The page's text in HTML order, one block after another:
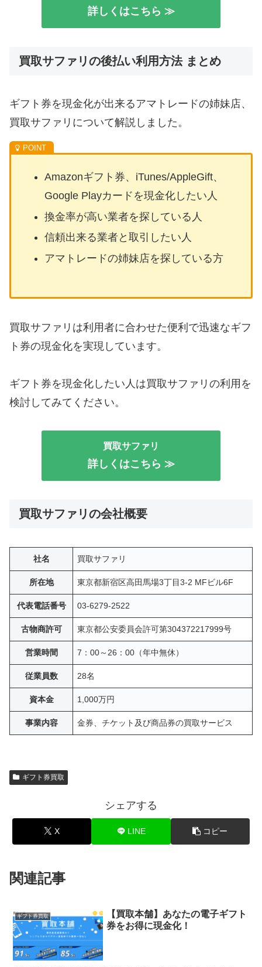
詳しくはこちら ≫
買取サファリの後払い利用方法 まとめ
ギフト券を現金化が出来るアマトレードの姉妹店、
買取サファリについて解説しました。
Amazonギフト券、iTunes/AppleGift、
Google Playカードを現金化したい人
換金率が高い業者を探している人
信頼出来る業者と取引したい人
アマトレードの姉妹店を探している方
買取サファリは利用者に合わせた便利で迅速なギフ
ト券の現金化を実現しています。
ギフト券を現金化したい人は買取サファリの利用を
検討してみてください。
買取サファリ
詳しくはこちら ≫
買取サファリの会社概要
社名 買取サファリ
所在地 東京都新宿区高田馬場3丁目3-2 MFビル6F
代表電話番号 03-6279-2522
古物商許可 東京都公安委員会許可第304372217999号
営業時間 7：00～26：00（年中無休）
従業員数 28名
資本金 1,000万円
事業内容 金券、チケット及び商品券の買取サービス
ギフト券買取
シェアする
X LINE コピー
関連記事
ギフト券買取
【買取本舗】あなたの電子ギフト
券をお得に現金化！